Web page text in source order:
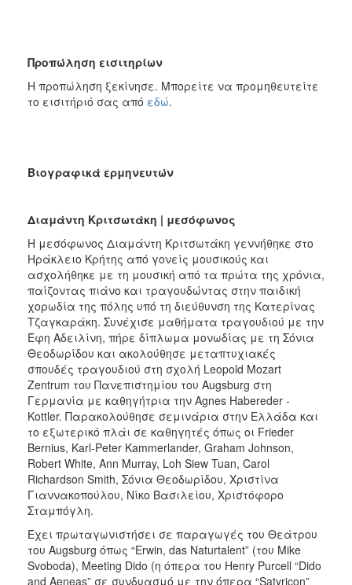
Προπώληση εισιτηρίων
Η προπώληση ξεκίνησε. Μπορείτε να προμηθευτείτε
το εισιτήριό σας από εδώ.
Βιογραφικά ερμηνευτών
Διαμάντη Κριτσωτάκη | μεσόφωνος
Η μεσόφωνος Διαμάντη Κριτσωτάκη γεννήθηκε στο
Ηράκλειο Κρήτης από γονείς μουσικούς και
ασχολήθηκε με τη μουσική από τα πρώτα της χρόνια,
παίζοντας πιάνο και τραγουδώντας στην παιδική
χορωδία της πόλης υπό τη διεύθυνση της Κατερίνας
Τζαγκαράκη. Συνέχισε μαθήματα τραγουδιού με την
Έφη Αδειλίνη, πήρε δίπλωμα μονωδίας με τη Σόνια
Θεοδωρίδου και ακολούθησε μεταπτυχιακές
σπουδές τραγουδιού στη σχολή Leopold Mozart
Zentrum του Πανεπιστημίου του Augsburg στη
Γερμανία με καθηγήτρια την Agnes Habereder -
Kottler. Παρακολούθησε σεμινάρια στην Ελλάδα και
το εξωτερικό πλάι σε καθηγητές όπως οι Frieder
Bernius, Karl-Peter Kammerlander, Graham Johnson,
Robert White, Ann Murray, Loh Siew Tuan, Carol
Richardson Smith, Σόνια Θεοδωρίδου, Χριστίνα
Γιαννακοπούλου, Νίκο Βασιλείου, Χριστόφορο
Σταμπόγλη.
Έχει πρωταγωνιστήσει σε παραγωγές του Θεάτρου
του Augsburg όπως “Erwin, das Naturtalent” (του Mike
Svoboda), Meeting Dido (η όπερα του Henry Purcell “Dido
and Aeneas” σε συνδυασμό με την όπερα “Satyricon”